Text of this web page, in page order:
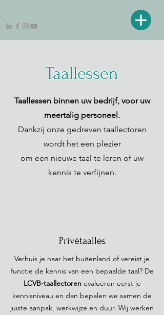
Taallessen
Taallessen binnen uw bedrijf, voor uw
meertalig personeel.
Dankzij onze gedreven taallectoren
wordt het een plezier
om een nieuwe taal te leren of uw
kennis te verfijnen.
Privétaalles
Verhuis je naar het buitenland of vereist je
functie de kennis van een bepaalde taal? De
LCVB-taallectorenevalueren eerst je
kennisniveau en dan bepalen we samen de
juiste aanpak, werkwijze en duur. Wij werken